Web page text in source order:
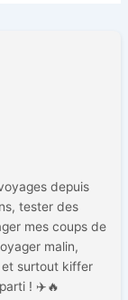
depuis
tester des
mes coups de
malin,
surtout kiffer
! ✈️🔥